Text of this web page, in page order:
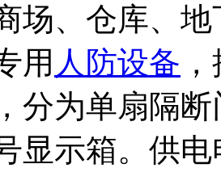
场、仓库、
用 人防设备
分为单扇隔
显示箱。供